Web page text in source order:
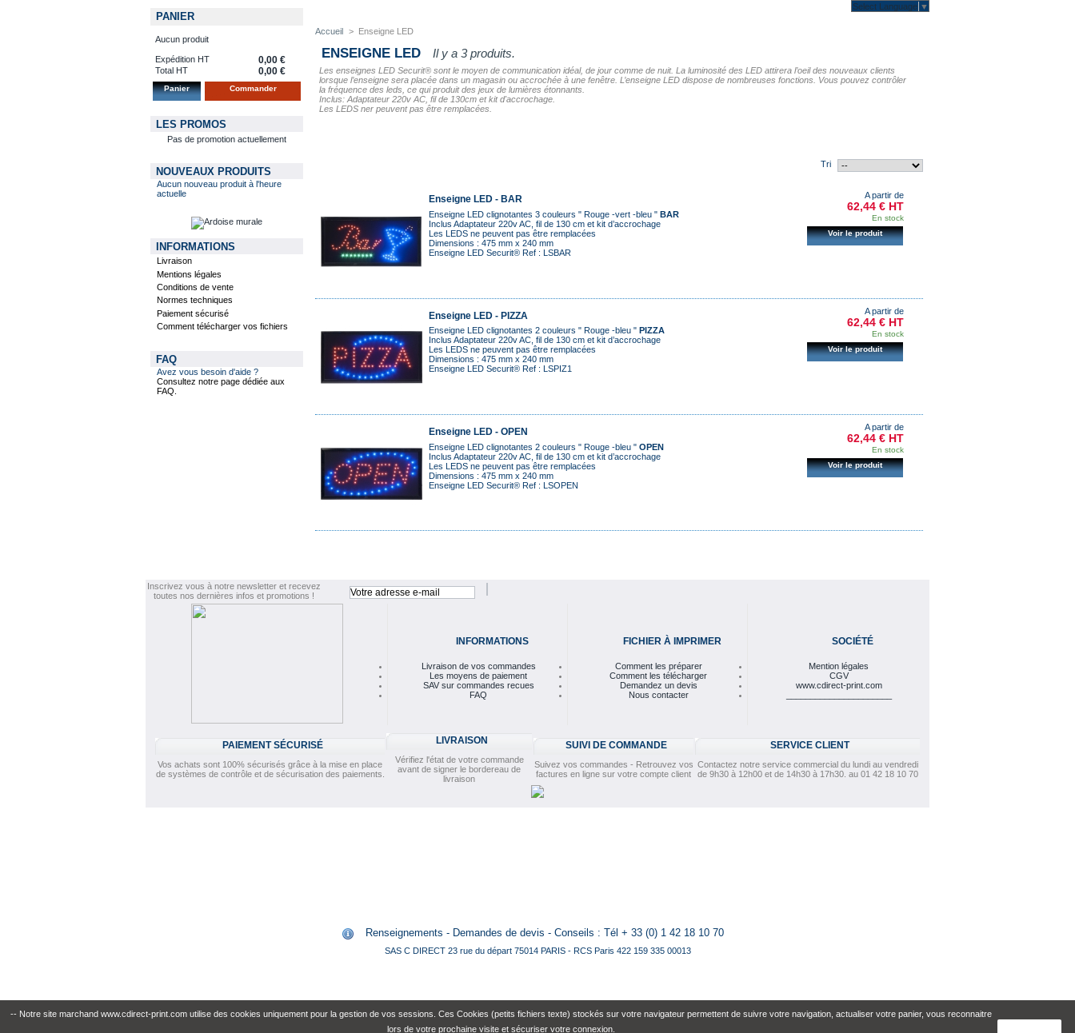
Select Language ▼
PANIER
Aucun produit
Expédition HT 0,00 €
Total HT 0,00 €
Panier Commander
LES PROMOS
Pas de promotion actuellement
NOUVEAUX PRODUITS
Aucun nouveau produit à l'heure
actuelle
INFORMATIONS
Livraison
Mentions légales
Conditions de vente
Normes techniques
Paiement sécurisé
Comment télécharger vos fichiers
FAQ
Avez vous besoin d'aide ?
Consultez notre page dédiée aux
FAQ.
Accueil > Enseigne LED
ENSEIGNE LED Il y a 3 produits.
Les enseignes LED Securit® sont le moyen de communication idéal, de jour comme de nuit. La luminosité des LED attirera l’oeil des nouveaux clients
lorsque l’enseigne sera placée dans un magasin ou accrochée à une fenêtre. L’enseigne LED dispose de nombreuses fonctions. Vous pouvez contrôler
la fréquence des leds, ce qui produit des jeux de lumières étonnants.
Inclus: Adaptateur 220v AC, fil de 130cm et kit d'accrochage.
Les LEDS ner peuvent pas être remplacées.
Tri
Enseigne LED - BAR
Enseigne LED clignotantes 3 couleurs " Rouge -vert -bleu "BAR
Inclus Adaptateur 220v AC, fil de 130 cm et kit d’accrochage
Les LEDS ne peuvent pas être remplacées
Dimensions : 475 mm x 240 mm
Enseigne LED Securit® Ref : LSBAR
A partir de
62,44 € HT
En stock
Voir le produit
Enseigne LED - PIZZA
Enseigne LED clignotantes 2 couleurs " Rouge -bleu "PIZZA
Inclus Adaptateur 220v AC, fil de 130 cm et kit d’accrochage
Les LEDS ne peuvent pas être remplacées
Dimensions : 475 mm x 240 mm
Enseigne LED Securit® Ref : LSPIZ1
A partir de
62,44 € HT
En stock
Voir le produit
Enseigne LED - OPEN
Enseigne LED clignotantes 2 couleurs " Rouge -bleu "OPEN
Inclus Adaptateur 220v AC, fil de 130 cm et kit d’accrochage
Les LEDS ne peuvent pas être remplacées
Dimensions : 475 mm x 240 mm
Enseigne LED Securit® Ref : LSOPEN
A partir de
62,44 € HT
En stock
Voir le produit
Inscrivez vous à notre newsletter et recevez
toutes nos dernières infos et promotions !
INFORMATIONS
Livraison de vos commandes
Les moyens de paiement
SAV sur commandes recues
FAQ
FICHIER À IMPRIMER
Comment les préparer
Comment les télécharger
Demandez un devis
Nous contacter
SOCIÉTÉ
Mention légales
CGV
www.cdirect-print.com
PAIEMENT SÉCURISÉ
Vos achats sont 100% sécurisés grâce à la mise en place
de systèmes de contrôle et de sécurisation des paiements.
LIVRAISON
Vérifiez l'état de votre commande
avant de signer le bordereau de
livraison
SUIVI DE COMMANDE
Suivez vos commandes - Retrouvez vos
factures en ligne sur votre compte client
SERVICE CLIENT
Contactez notre service commercial du lundi au vendredi
de 9h30 à 12h00 et de 14h30 à 17h30. au 01 42 18 10 70
-- Notre site marchand www.cdirect-print.com utilise des cookies uniquement pour la gestion de vos sessions. Ces Cookies (petits fichiers texte) stockés sur votre navigateur permettent de suivre votre navigation, actualiser votre panier, vous reconnaitre
lors de votre prochaine visite et sécuriser votre connexion.
Renseignements - Demandes de devis - Conseils : Tél + 33 (0) 1 42 18 10 70
SAS C DIRECT 23 rue du départ 75014 PARIS - RCS Paris 422 159 335 00013